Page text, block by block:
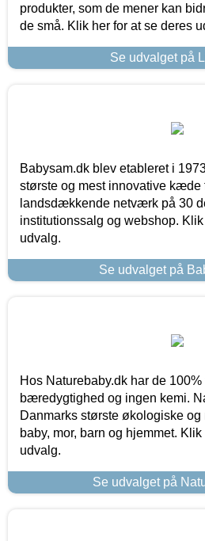
produkter, som de mener kan
de små. Klik her for at se deres
Se udvalget på
Babysam.dk blev etableret i
største og mest innovative kæde
landsdækkende netværk på 30
institutionssalg og webshop.
udvalg.
Se udvalget på
Hos Naturebaby.dk har de
bæredygtighed og ingen kemi.
Danmarks største økologiske
baby, mor, barn og hjemmet.
udvalg.
Se udvalget på